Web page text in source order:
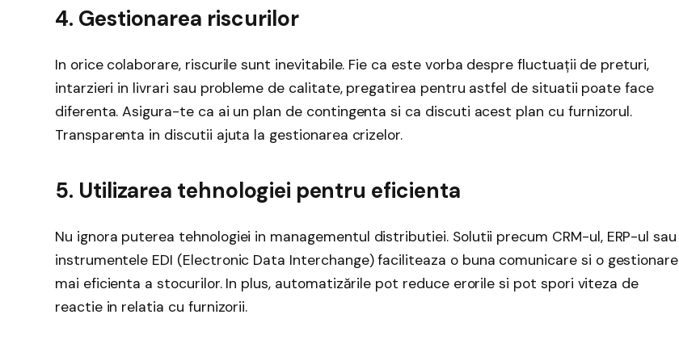
4. Gestionarea riscurilor
In orice colaborare, riscurile sunt inevitabile. Fie ca este vorba despre fluctuații de preturi,
intarzieri in livrari sau probleme de calitate, pregatirea pentru astfel de situatii poate face
diferenta. Asigura-te ca ai un plan de contingenta si ca discuti acest plan cu furnizorul.
Transparenta in discutii ajuta la gestionarea crizelor.
5. Utilizarea tehnologiei pentru eficienta
Nu ignora puterea tehnologiei in managementul distributiei. Solutii precum CRM-ul, ERP-ul sau
instrumentele EDI (Electronic Data Interchange) faciliteaza o buna comunicare si o gestionare
mai eficienta a stocurilor. In plus, automatizările pot reduce erorile si pot spori viteza de
reactie in relatia cu furnizorii.